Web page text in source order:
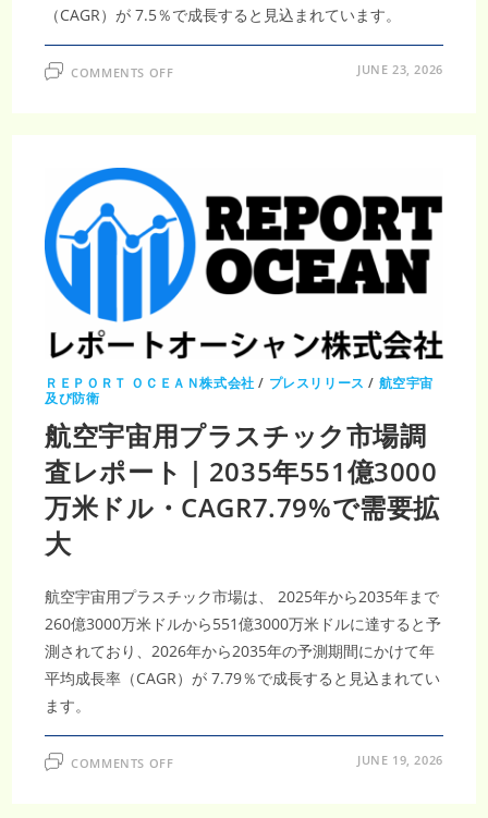
（CAGR）が 7.5％で成長すると見込まれています。
COMMENTS OFFON
調
査
レ
ポ
ー
ト
｜
2035
億
6000
万
米
ド
規
模・
CAGR
7.5%
で
空
産
JUNE 23, 2026
ＲＥＰＯＲＴ ＯＣＥＡＮ株式会社 / プレスリリース / 航空宇宙
及び防衛
航空宇宙用プラスチック市場調
査レポート｜2035年551億3000
万米ドル・CAGR7.79%で需要拡
大
航空宇宙用プラスチック市場は、 2025年から2035年まで
260億3000万米ドルから551億3000万米ドルに達すると予
測されており、2026年から2035年の予測期間にかけて年
平均成長率（CAGR）が 7.79％で成長すると見込まれてい
ます。
COMMENTS OFFON JUNE 19, 2026